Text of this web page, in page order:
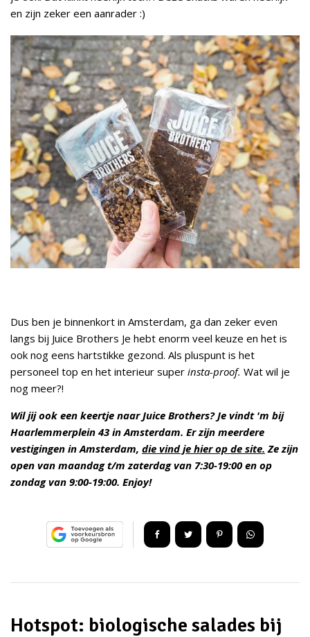
en zijn zeker een aanrader :)
Dus ben je binnenkort in Amsterdam, ga dan zeker even
langs bij Juice Brothers Je hebt enorm veel keuze en het is
ook nog eens hartstikke gezond. Als pluspunt is het
personeel top en het interieur super insta-proof. Wat wil je
nog meer?!
Wil jij ook een keertje naar Juice Brothers? Je vindt 'm bij
Haarlemmerplein 43 in Amsterdam. Er zijn meerdere
vestigingen in Amsterdam, die vind je hier op de site. Ze zijn
open van maandag t/m zaterdag van 7:30-19:00 en op
zondag van 9:00-19:00. Enjoy!
Hotspot: biologische salades bij